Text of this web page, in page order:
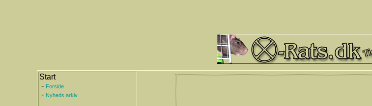
Start
- Forside
- Nyheds arkiv